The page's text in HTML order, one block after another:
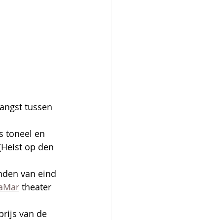
tussen
toneel en
op den
van eind
theater
van de